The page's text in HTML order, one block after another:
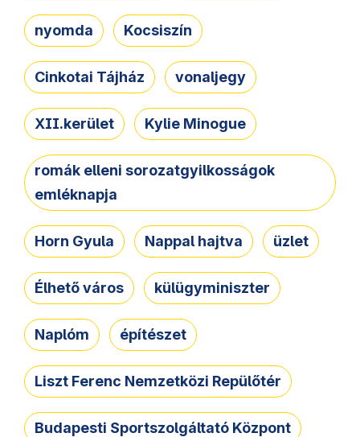
nyomda Kocsiszín
Cinkotai Tájház vonaljegy
XII.kerület Kylie Minogue
romák elleni sorozatgyilkosságok
emléknapja
Horn Gyula Nappal hajtva üzlet
Élhető város külügyminiszter
Naplóm építészet
Liszt Ferenc Nemzetközi Repülőtér
Budapesti Sportszolgáltató Központ